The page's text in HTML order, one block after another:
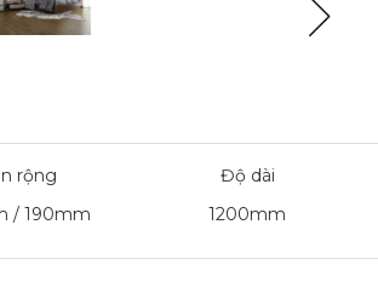
rộng
/ 190mm
Độ dài
1200mm